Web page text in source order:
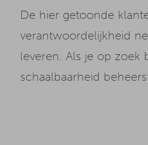
De hier getoonde
verantwoordelijkheid
leveren. Als je op zoek
schaalbaarheid